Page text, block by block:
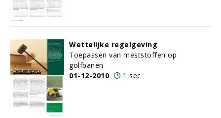
Wettelijke regelgeving
Toepassen van meststoffen op
golfbanen
01-12-2010
1 sec